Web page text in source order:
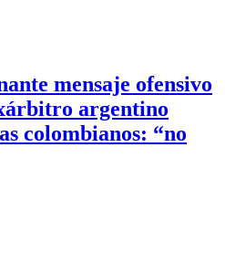
mensaje ofensivo
argentino
colombianos: “no